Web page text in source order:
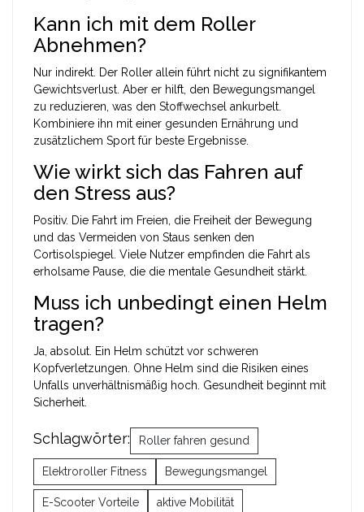
Kann ich mit dem Roller
Abnehmen?
Nur indirekt. Der Roller allein führt nicht zu signifikantem
Gewichtsverlust. Aber er hilft, den Bewegungsmangel
zu reduzieren, was den Stoffwechsel ankurbelt.
Kombiniere ihn mit einer gesunden Ernährung und
zusätzlichem Sport für beste Ergebnisse.
Wie wirkt sich das Fahren auf
den Stress aus?
Positiv. Die Fahrt im Freien, die Freiheit der Bewegung
und das Vermeiden von Staus senken den
Cortisolspiegel. Viele Nutzer empfinden die Fahrt als
erholsame Pause, die die mentale Gesundheit stärkt.
Muss ich unbedingt einen Helm
tragen?
Ja, absolut. Ein Helm schützt vor schweren
Kopfverletzungen. Ohne Helm sind die Risiken eines
Unfalls unverhältnismäßig hoch. Gesundheit beginnt mit
Sicherheit.
Schlagwörter: Roller fahren gesund
Elektroroller Fitness Bewegungsmangel
E-Scooter Vorteile aktive Mobilität